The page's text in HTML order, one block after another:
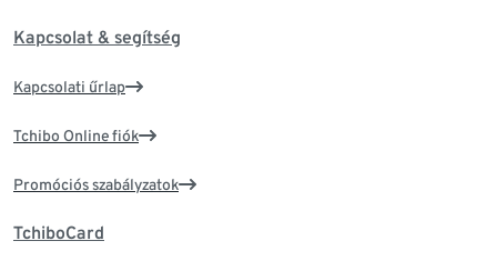
Kapcsolat & segítség
Kapcsolati űrlap
Tchibo Online fiók
Promóciós szabályzatok
TchiboCard